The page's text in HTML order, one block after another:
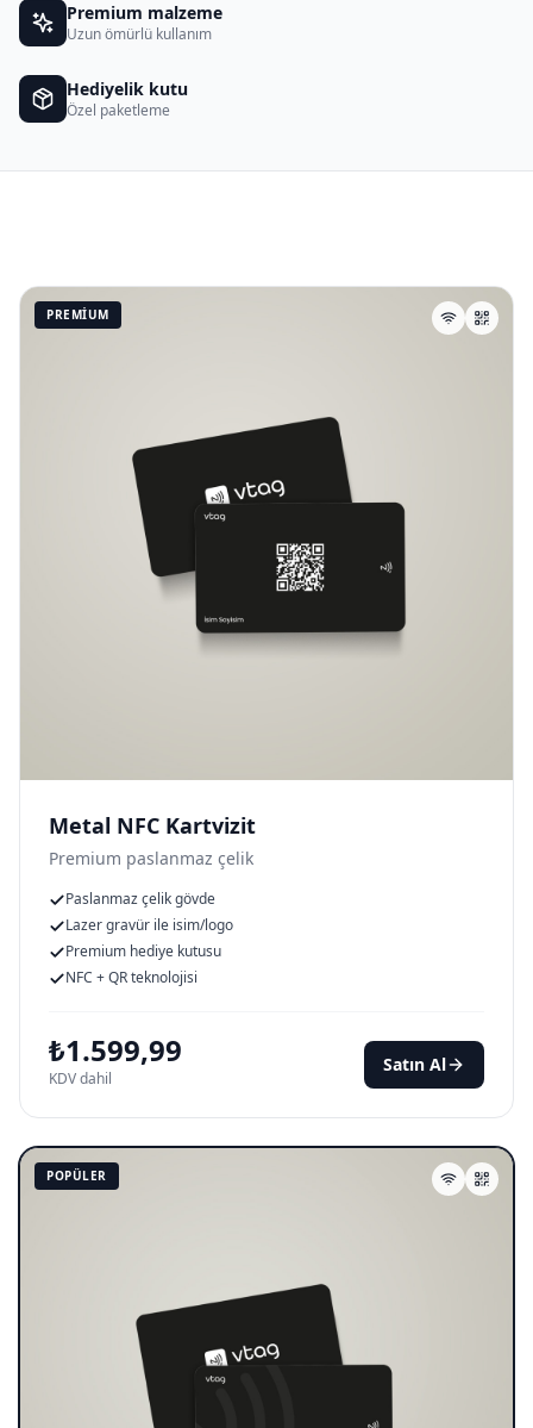
Premium malzeme
Uzun ömürlü kullanım
Hediyelik kutu
Özel paketleme
PREMIUM
Metal NFC Kartvizit
Premium paslanmaz çelik
Paslanmaz çelik gövde
Lazer gravür ile isim/logo
Premium hediye kutusu
NFC + QR teknolojisi
₺1.599,99
KDV dahil
Satın Al
POPÜLER